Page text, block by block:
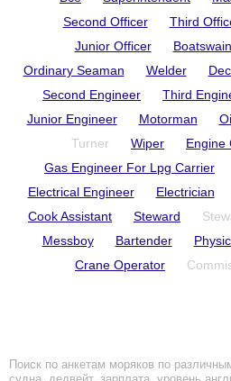
Second Officer
Third
Junior Officer
Boatswain
Ordinary Seaman
Welder
Second Engineer
Third
Junior Engineer
Motorman
Turner
Wiper Engine
Gas Engineer For Lpg Carrier
Electrical Engineer
Electrician
Cook Assistant
Steward
Messboy
Bartender
Crane Operator
Поиск по анкетам моряков по